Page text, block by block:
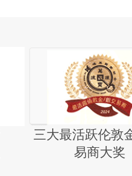
三大最活跃伦敦
易商大奖